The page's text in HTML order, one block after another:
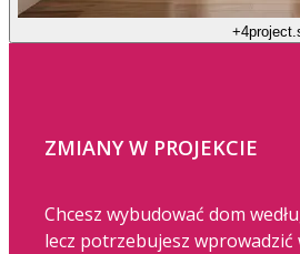
+4
ZMIANY W PROJEKCIE
Chcesz wybudować dom
lecz potrzebujesz wprowadzić